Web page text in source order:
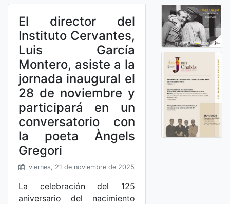
El director del
Instituto Cervantes,
Luis García
Montero, asiste a la
jornada inaugural el
28 de noviembre y
participará en un
conversatorio con
la poeta Àngels
Gregori
viernes, 21 de noviembre de 2025
La celebración del 125
aniversario del nacimiento